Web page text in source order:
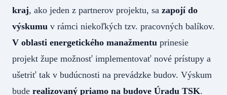
kraj, ako jeden z partnerov projektu, sa zapojí do
výskumu v rámci niekoľkých tzv. pracovných balíkov.
V oblasti energetického manažmentu prinesie
projekt župe možnosť implementovať nové prístupy a
ušetriť tak v budúcnosti na prevádzke budov. Výskum
bude realizovaný priamo na budove Úradu TSK.